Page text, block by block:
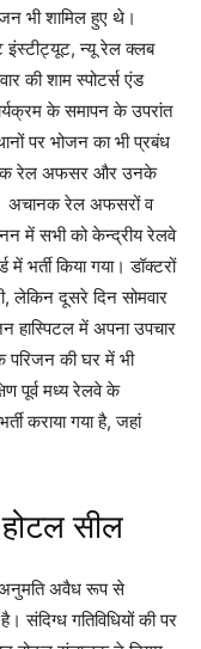
भी शामिल हुए थे।
इंस्टीट्यूट, न्यू रेल क्लब
की शाम स्पोटर्स एंड
के समापन के उपरांत
पर भोजन का भी प्रबंध
रेल अफसर और उनके
अचानक रेल अफसरों व
में सभी को केन्द्रीय रेलवे
भर्ती किया गया। डॉक्टरों
लेकिन दूसरे दिन सोमवार
हास्पिटल में अपना उपचार
परिजन की घर में भी
पूर्व मध्य रेलवे के
कराया गया है, जहां
सील
अनुमति अवैध रूप से
संदिग्ध गतिविधियों की पर